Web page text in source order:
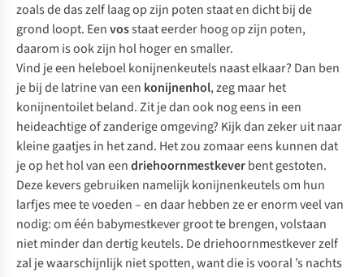
zoals de das zelf laag op zijn poten staat en dicht bij de
grond loopt. Eenvosstaat eerder hoog op zijn poten,
daarom is ook zijn hol hoger en smaller.
Vind je een heleboel konijnenkeutels naast elkaar? Dan ben
je bij de latrine van een konijnenhol, zeg maar het
konijnentoilet beland. Zit je dan ook nog eens in een
heideachtige of zanderige omgeving? Kijk dan zeker uit naar
kleine gaatjes in het zand. Het zou zomaar eens kunnen dat
je op het hol van eendriehoornmestkeverbent gestoten.
Deze kevers gebruiken namelijk konijnenkeutels om hun
larfjes mee te voeden – en daar hebben ze er enorm veel van
nodig: om één babymestkever groot te brengen, volstaan
niet minder dan dertig keutels. De driehoornmestkever zelf
zal je waarschijnlijk niet spotten, want die is vooral ’s nachts